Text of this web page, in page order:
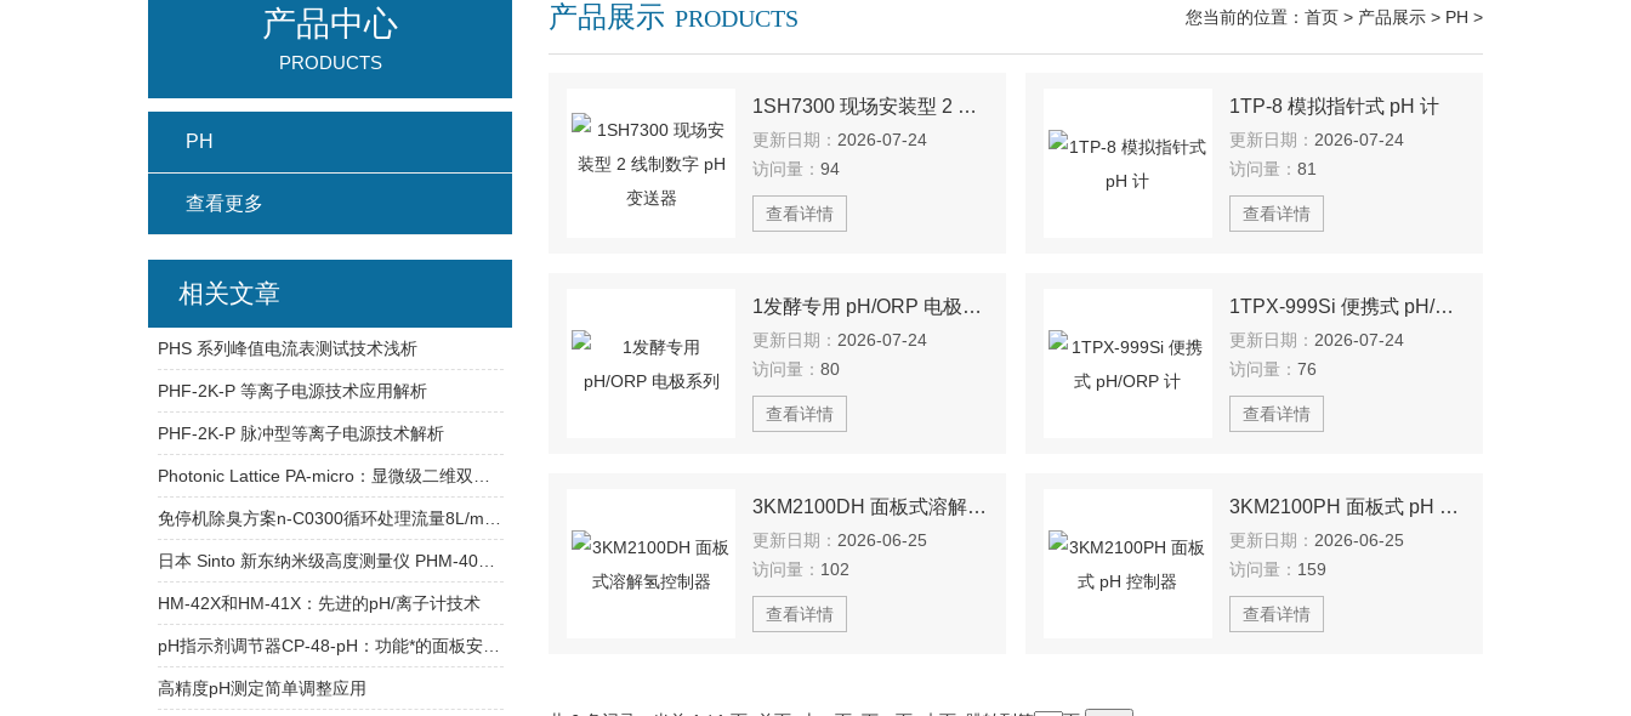
产品展示 PRODUCTS 您当前的位置： 首页 > 产品展示 > PH >
1SH7300 现场安装型 2 线制数字 pH 变送器
更新日期： 2026-07-24
访问量： 94
查看详情
1TP-8 模拟指针式 pH 计
更新日期： 2026-07-24
访问量： 81
查看详情
1发酵专用 pH/ORP 电极系列
更新日期： 2026-07-24
访问量： 80
查看详情
1TPX-999Si 便携式 pH/ORP 计
更新日期： 2026-07-24
访问量： 76
查看详情
3KM2100DH 面板式溶解氢控制器
更新日期： 2026-06-25
访问量： 102
查看详情
3KM2100PH 面板式 pH 控制器
更新日期： 2026-06-25
访问量： 159
查看详情
产品中心
PRODUCTS
PH
查看更多
相关文章
PHS 系列峰值电流表测试技术浅析
PHF-2K-P 等离子电源技术应用解析
PHF-2K-P 脉冲型等离子电源技术解析
日本 Sinto 新东纳米级高度测量仪 PHM-400：助力半导体部件质量把控
HM-42X和HM-41X：先进的pH/离子计技术
pH指示剂调节器CP-48-pH：功能*的面板安装型调节器
高精度pH测定简单调整应用